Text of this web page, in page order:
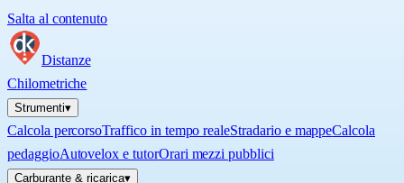
Salta al contenuto
Distanze
Chilometriche
Strumenti▾
Calcola percorsoTraffico in tempo realeStradario e mappeCalcola
pedaggioAutovelox e tutorOrari mezzi pubblici
Carburante & ricarica▾